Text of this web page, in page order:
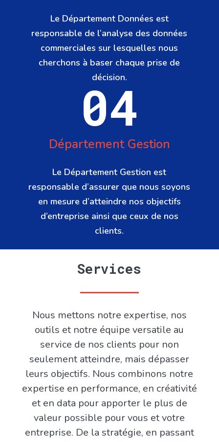
Le Département Données est
responsable de l’analyse des données
commerciales sur lesquelles nous
cherchons à baser chaque prise de
décision.
04
Département Gestion
Le Département Gestion est
responsable d’assurer que nous soyons
en mesure d’atteindre nos objectifs
d’entreprise ainsi que ceux de nos
clients.
Services
Nous mettons notre expertise, nos
outils et notre équipe versatile au
service de nos clients pour non
seulement atteindre, mais dépasser
leurs objectifs. Nous combinons notre
expertise en performance, en créativité
et en data pour apporter le plus de
valeur possible pour vous et votre
entreprise. De la stratégie, en passant